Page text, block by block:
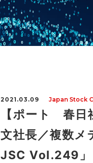
2021.03.09 Japan Stock
【ポート 春日
文社長／複数メ
JSC Vol.249」